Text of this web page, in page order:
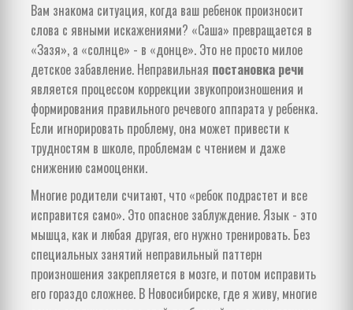
Вам знакома ситуация, когда ваш ребенок произносит
слова с явными искажениями? «Саша» превращается в
«Зазя», а «солнце» - в «донце». Это не просто милое
детское забавление. Неправильная постановка речи
является процессом коррекции звукопроизношения и
формирования правильного речевого аппарата у ребенка.
Если игнорировать проблему, она может привести к
трудностям в школе, проблемам с чтением и даже
снижению самооценки.
Многие родители считают, что «ребок подрастет и все
исправится само». Это опасное заблуждение. Язык - это
мышца, как и любая другая, его нужно тренировать. Без
специальных занятий неправильный паттерн
произношения закрепляется в мозге, и потом исправить
его гораздо сложнее. В Новосибирске, где я живу, многие